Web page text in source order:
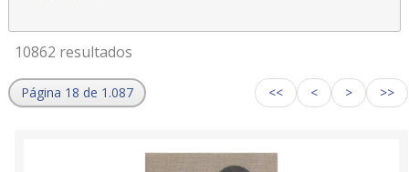
10862 resultados
Página 18 de 1.087 << < > >>